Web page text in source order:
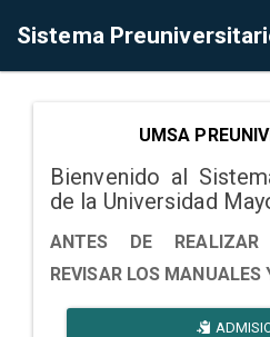
Sistema
UMSA
Bienvenido al
de la Universidad
ANTES DE REALIZAR
REVISAR LOS MANUALES